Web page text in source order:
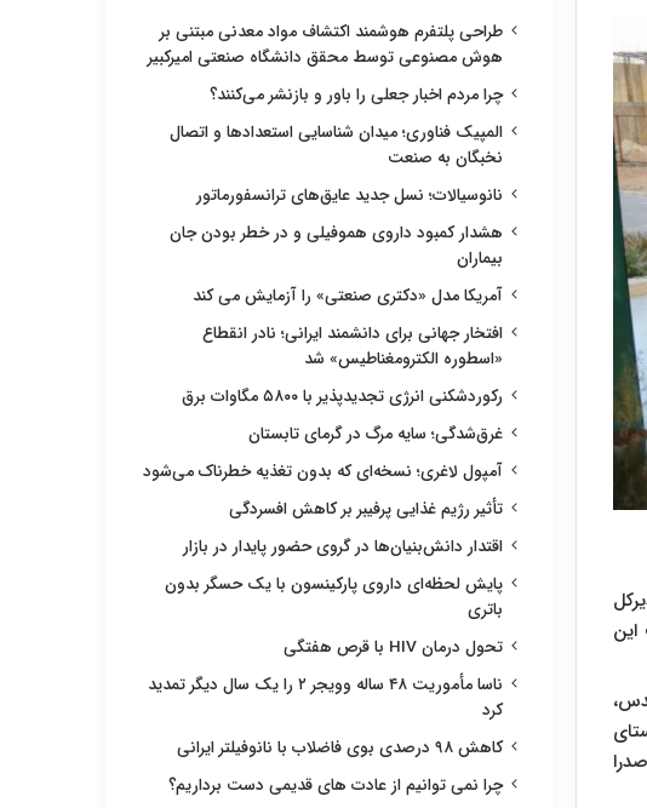
طراحی پلتفرم هوشمند اکتشاف مواد معدنی مبتنی بر
هوش مصنوعی توسط محقق دانشگاه صنعتی امیرکبیر
چرا مردم اخبار جعلی را باور و بازنشر می‌کنند؟
المپیک فناوری؛ میدان شناسایی استعدادها و اتصال
نخبگان به صنعت
نانوسیالات؛ نسل جدید عایق‌های ترانسفورماتور
هشدار کمبود داروی هموفیلی و در خطر بودن جان
بیماران
آمریکا مدل «دکتری صنعتی» را آزمایش می کند
افتخار جهانی برای دانشمند ایرانی؛ نادر انقطاع
«اسطوره الکترومغناطیس» شد
رکوردشکنی انرژی تجدیدپذیر با ۵۸۰۰ مگاوات برق
غرق‌شدگی؛ سایه مرگ در گرمای تابستان
آمپول لاغری؛ نسخه‌ای که بدون تغذیه خطرناک می‌شود
تأثیر رژیم غذایی پرفیبر بر کاهش افسردگی
اقتدار دانش‌بنیان‌ها در گروی حضور پایدار در بازار
پایش لحظه‌ای داروی پارکینسون با یک حسگر بدون
باتری
تحول درمان HIV با قرص هفتگی
ناسا مأموریت ۴۸ ساله وویجر ۲ را یک سال دیگر تمدید
کرد
کاهش ۹۸ درصدی بوی فاضلاب با نانوفیلتر ایرانی
چرا نمی توانیم از عادت های قدیمی دست برداریم؟